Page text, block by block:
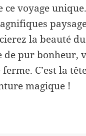
voyage
la beauté
de pur bonheur,
C’est la
magique !